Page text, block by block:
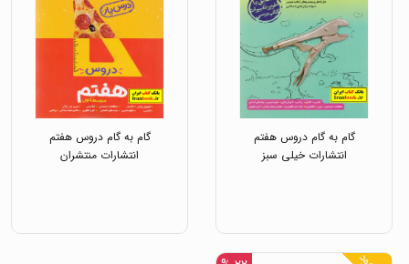
گام به گام دروس هفتم
انتشارات خیلی سبز
گام به گام دروس هفتم
انتشارات منتشران